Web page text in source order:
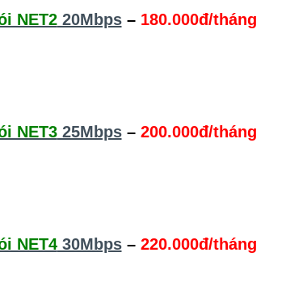
NET220Mbps– 180.000đ/tháng
NET325Mbps– 200.000đ/tháng
NET430Mbps– 220.000đ/tháng